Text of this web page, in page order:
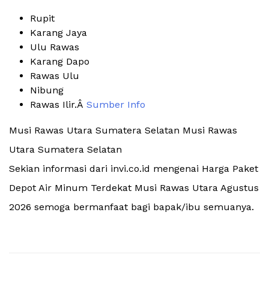
Rupit
Karang Jaya
Ulu Rawas
Karang Dapo
Rawas Ulu
Nibung
Rawas Ilir.Â Sumber Info
Musi Rawas Utara Sumatera Selatan Musi Rawas
Utara Sumatera Selatan
Sekian informasi dari invi.co.id mengenai Harga Paket
Depot Air Minum Terdekat Musi Rawas Utara Agustus
2026 semoga bermanfaat bagi bapak/ibu semuanya.